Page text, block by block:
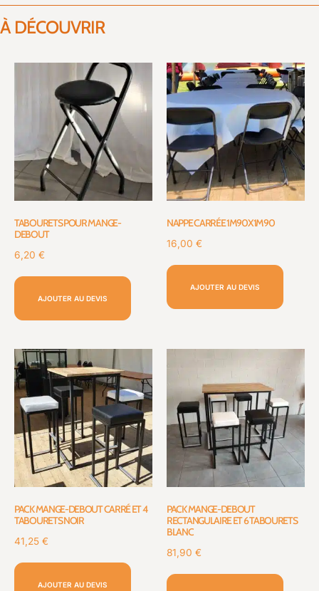
À DÉCOUVRIR
TABOURETS POUR MANGE-
DEBOUT
6,20 €
AJOUTER AU DEVIS
NAPPE CARRÉE 1M90X1M90
16,00 €
AJOUTER AU DEVIS
PACK MANGE-DEBOUT CARRÉ ET 4
TABOURETS NOIR
41,25 €
AJOUTER AU DEVIS
PACK MANGE-DEBOUT
RECTANGULAIRE ET 6 TABOURETS
BLANC
81,90 €